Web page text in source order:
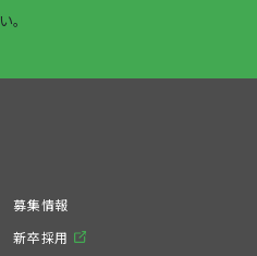
い。
募集情報
新卒採用